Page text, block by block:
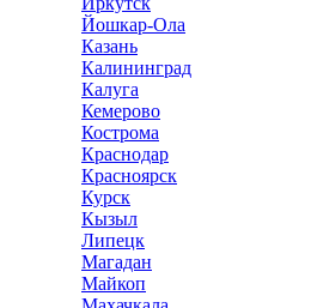
Йошкар-Ола
Казань
Калининград
Калуга
Кемерово
Кострома
Краснодар
Красноярск
Курск
Кызыл
Липецк
Магадан
Майкоп